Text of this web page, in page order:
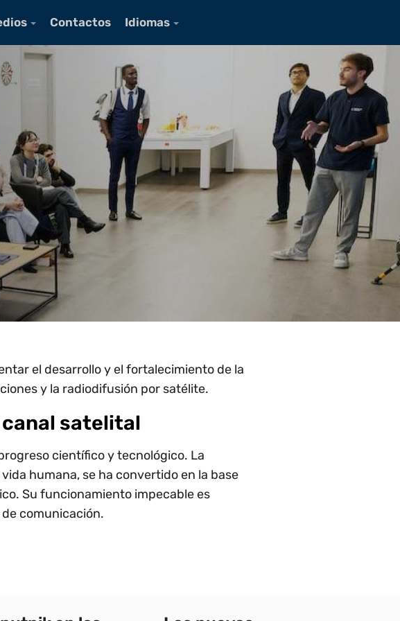
Contactos Idiomas
el desarrollo y el fortalecimiento de la
y la radiodifusión por satélite.
satelital
científico y tecnológico. La
humana, se ha convertido en la base
Su funcionamiento impecable es
comunicación.